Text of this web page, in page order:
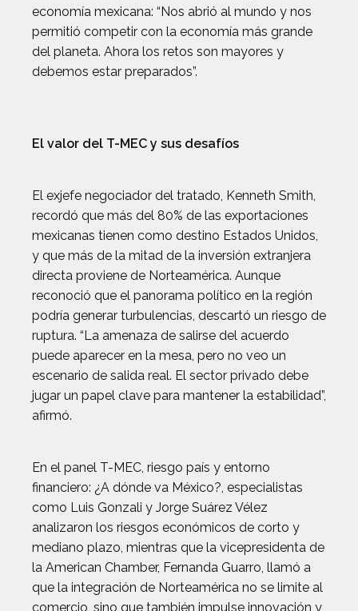
economía mexicana: “Nos abrió al mundo y nos
permitió competir con la economía más grande
del planeta. Ahora los retos son mayores y
debemos estar preparados”.
El valor del T-MEC y sus desafíos
El exjefe negociador del tratado, Kenneth Smith,
recordó que más del 80% de las exportaciones
mexicanas tienen como destino Estados Unidos,
y que más de la mitad de la inversión extranjera
directa proviene de Norteamérica. Aunque
reconoció que el panorama político en la región
podría generar turbulencias, descartó un riesgo de
ruptura. “La amenaza de salirse del acuerdo
puede aparecer en la mesa, pero no veo un
escenario de salida real. El sector privado debe
jugar un papel clave para mantener la estabilidad”,
afirmó.
En el panel T-MEC, riesgo país y entorno
financiero: ¿A dónde va México?, especialistas
como Luis Gonzali y Jorge Suárez Vélez
analizaron los riesgos económicos de corto y
mediano plazo, mientras que la vicepresidenta de
la American Chamber, Fernanda Guarro, llamó a
que la integración de Norteamérica no se limite al
comercio, sino que también impulse innovación y